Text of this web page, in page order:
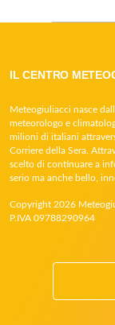
IL CENTRO
Meteogiuliacci nasce
meteorologo e
milioni di italiani
Corriere della Sera.
scelto di continuare a
serio ma anche bello,
Copyright 2026
P.IVA 09788290964